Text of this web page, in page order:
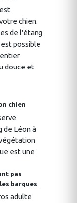
chien.
de l'étang
possible
douce et
chien
de Léon à
est une
pas
barques.
adulte